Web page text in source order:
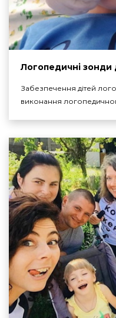
Логопедичні зонди
Забезпечення дітей
виконання